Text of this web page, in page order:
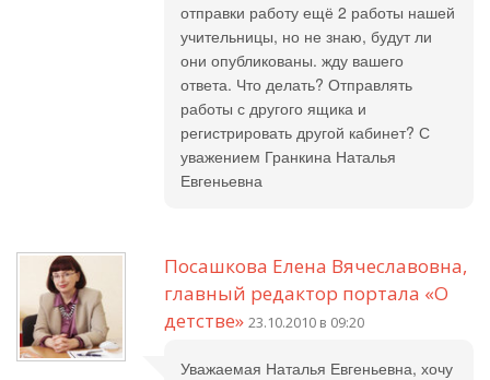
отправки работу ещё 2 работы нашей
учительницы, но не знаю, будут ли
они опубликованы. жду вашего
ответа. Что делать? Отправлять
работы с другого ящика и
регистрировать другой кабинет? С
уважением Гранкина Наталья
Евгеньевна
Посашкова Елена Вячеславовна,
главный редактор портала «О
детстве» 23.10.2010 в 09:20
Уважаемая Наталья Евгеньевна, хочу